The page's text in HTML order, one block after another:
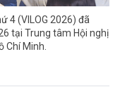
4 (VILOG 2026) đã
tại Trung tâm Hội nghị
Chí Minh.